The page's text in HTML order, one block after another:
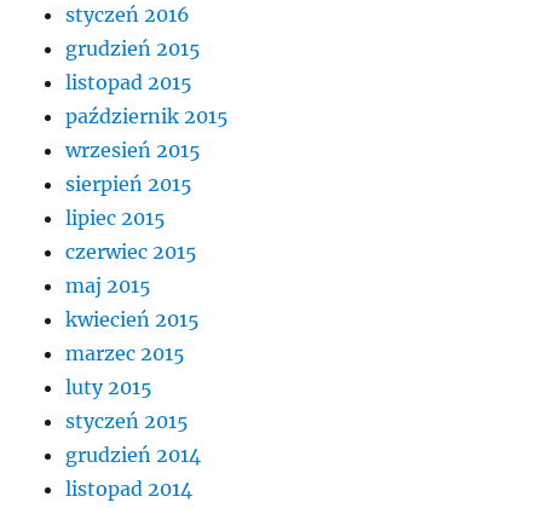
styczeń 2016
grudzień 2015
listopad 2015
październik 2015
wrzesień 2015
sierpień 2015
lipiec 2015
czerwiec 2015
maj 2015
kwiecień 2015
marzec 2015
luty 2015
styczeń 2015
grudzień 2014
listopad 2014